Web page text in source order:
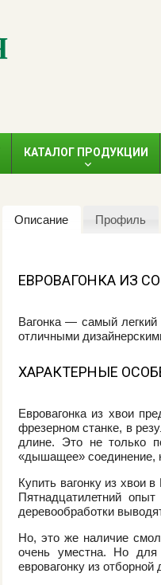
КАТАЛОГ ПРОДУКЦИИ
Описание Профиль
ЕВРОВАГОНКА ИЗ
Вагонка — самый
отличными
ХАРАКТЕРНЫЕ
Евровагонка из хвои
фрезерном станке, в
длине. Это не только
«дышащее» соединение,
Купить вагонку из хвои
Пятнадцатилетний
деревообработки
Но, это же наличие
очень уместна. Но
евровагонку из